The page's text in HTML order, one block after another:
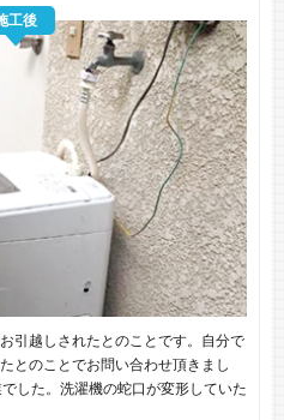
工後
引越しされたとのことです。自分で
とのことでお問い合わせ頂きまし
した。洗濯機の蛇口が変形していた